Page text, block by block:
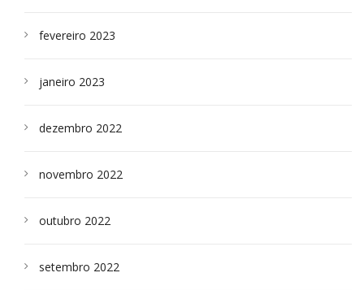
fevereiro 2023
janeiro 2023
dezembro 2022
novembro 2022
outubro 2022
setembro 2022